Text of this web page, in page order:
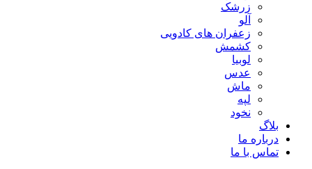
زرشک
آلو
زعفران های کادویی
کشمش
لوبیا
عدس
ماش
لپه
نخود
بلاگ
درباره ما
تماس با ما